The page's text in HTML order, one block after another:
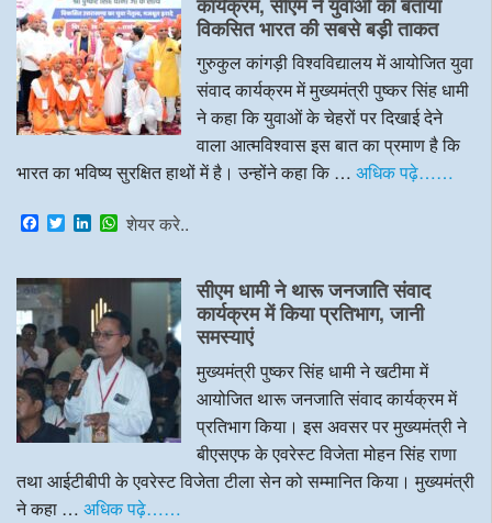
o
k
r I
n
p
p
विकसित भारत की सबसे बड़ी ताकत
गुरुकुल कांगड़ी विश्वविद्यालय में आयोजित युवा
संवाद कार्यक्रम में मुख्यमंत्री पुष्कर सिंह धामी
ने कहा कि युवाओं के चेहरों पर दिखाई देने
वाला आत्मविश्वास इस बात का प्रमाण है कि
भारत का भविष्य सुरक्षित हाथों में है। उन्होंने कहा कि … अधिक पढ़े……
F
a
e
b
o
o
k
T
w
t
e
r
L
k
e
d
I
n
W
t
A
p
p
शेयर करे..
सीएम धामी ने थारू जनजाति संवाद
कार्यक्रम में किया प्रतिभाग, जानी
समस्याएं
मुख्यमंत्री पुष्कर सिंह धामी ने खटीमा में
आयोजित थारू जनजाति संवाद कार्यक्रम में
प्रतिभाग किया। इस अवसर पर मुख्यमंत्री ने
बीएसएफ के एवरेस्ट विजेता मोहन सिंह राणा
तथा आईटीबीपी के एवरेस्ट विजेता टीला सेन को सम्मानित किया। मुख्यमंत्री
ने कहा … अधिक पढ़े……